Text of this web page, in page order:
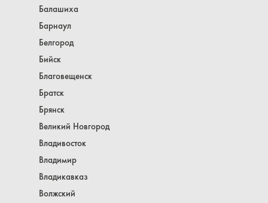
Балашиха
Барнаул
Белгород
Бийск
Благовещенск
Братск
Брянск
Великий Новгород
Владивосток
Владимир
Владикавказ
Волжский